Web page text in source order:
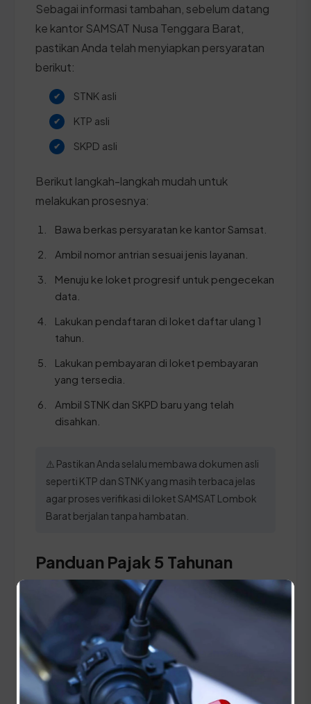
Sebagai informasi tambahan, sebelum datang
ke kantor SAMSAT Nusa Tenggara Barat,
pastikan Anda telah menyiapkan persyaratan
berikut:
STNK asli
KTP asli
SKPD asli
Berikut langkah-langkah mudah untuk
melakukan prosesnya:
Bawa berkas persyaratan ke kantor Samsat.
Ambil nomor antrian sesuai jenis layanan.
Menuju ke loket progresif untuk pengecekan
data.
Lakukan pendaftaran di loket daftar ulang 1
tahun.
Lakukan pembayaran di loket pembayaran
yang tersedia.
Ambil STNK dan SKPD baru yang telah
disahkan.
⚠️ Pastikan Anda selalu membawa dokumen asli
seperti KTP dan STNK yang masih terbaca jelas
agar proses verifikasi di loket SAMSAT Lombok
Barat berjalan tanpa hambatan.
Panduan Pajak 5 Tahunan
(Ganti Plat) di Nusa Tenggara
Setiap lima tahun, pemilik kendaraan wajib
melakukan pergantian pelat nomor dan cek fisik
kendaraan. Siapkan dokumen tambahan ini: